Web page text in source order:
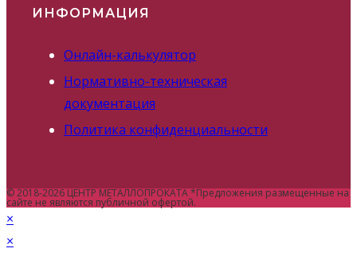
ИНФОРМАЦИЯ
Онлайн-калькулятор
Нормативно-техническая
документация
Политика конфиденциальности
© 2018-2026 ЦЕНТР МЕТАЛЛОПРОКАТА *Предложения размещенные на
сайте не являются публичной офертой.
×
×